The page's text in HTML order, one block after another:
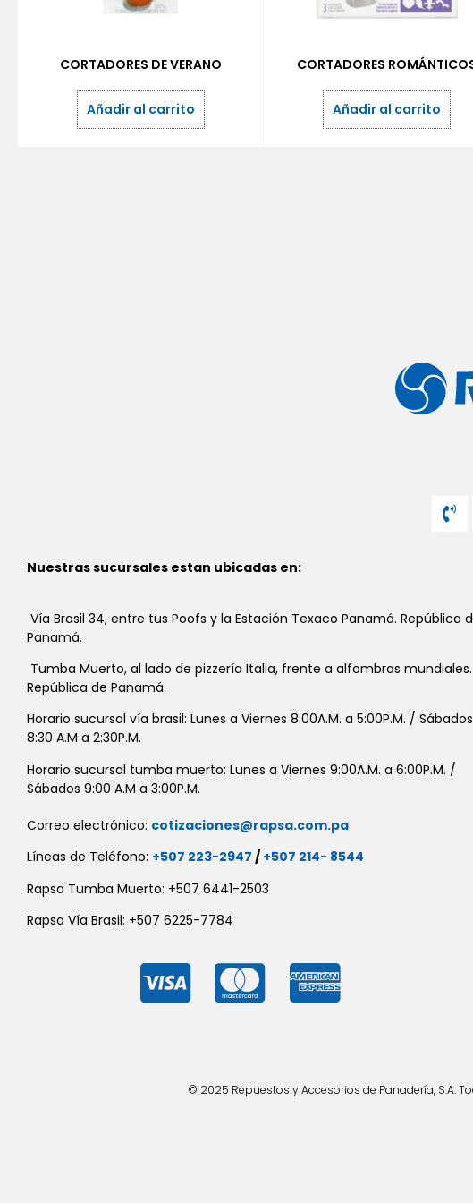
CORTADORES DE VERANO
Añadir al carrito
CORTADORES
Añadir al carrito
Nuestras sucursales estan ubicadas en:
Vía Brasil 34, entre tus Poofs y la Estación Texaco Panamá. República
Panamá.
Tumba Muerto, al lado de pizzería Italia, frente a alfombras mundiales.
República de Panamá.
Horario sucursal vía brasil: Lunes a Viernes 8:00A.M. a 5:00P.M. / Sábados
8:30 A.M a 2:30P.M.
Horario sucursal tumba muerto: Lunes a Viernes 9:00A.M. a 6:00P.M. /
Sábados 9:00 A.M a 3:00P.M.
Correo electrónico: cotizaciones@rapsa.com.pa
Líneas de Teléfono: +507 223-2947 / +507 214- 8544
Rapsa Tumba Muerto: +507 6441-2503
Rapsa Vía Brasil: +507 6225-7784
© 2025 Repuestos y Accesorios de Panadería, S.A.